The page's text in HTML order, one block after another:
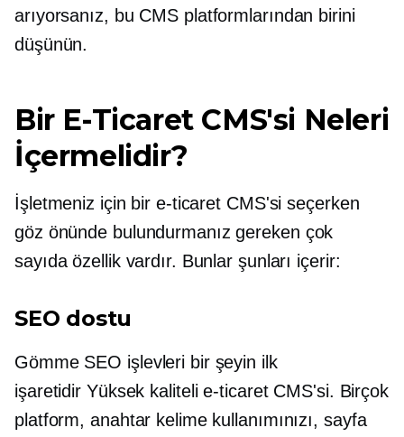
arıyorsanız, bu CMS platformlarından birini
düşünün.
Bir E-Ticaret CMS'si Neleri
İçermelidir?
İşletmeniz için bir e-ticaret CMS'si seçerken
göz önünde bulundurmanız gereken çok
sayıda özellik vardır. Bunlar şunları içerir:
SEO dostu
GömmeSEO işlevleri bir şeyin ilk
işaretidir Yüksek kalitelie-ticaret CMS'si. Birçok
platform, anahtar kelime kullanımınızı, sayfa